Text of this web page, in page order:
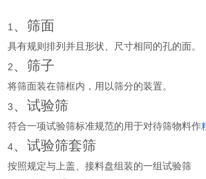
1 、筛面
具有规则排列并且形状、尺寸相同的孔的面。
2、筛子
将筛面装在筛框内，用以筛分的装置。
3、试验筛
符合一项试验筛标准规范的用于对待筛物料作
4、试验筛套筛
按照规定与上盖、接料盘组装的一组试验筛